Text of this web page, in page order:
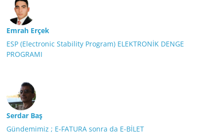
Emrah Erçek
ESP (Electronic Stability Program) ELEKTRONİK DENGE
PROGRAMI
Serdar Baş
Gündemimiz ; E-FATURA sonra da E-BİLET